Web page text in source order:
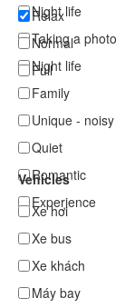
Night life
Taking a photo
Night life
Family
Unique - noisy
Quiet
Romantic
Experience
Relax
Normal
Full
Vehicles
Xe hơi
Xe bus
Xe khách
Máy bay